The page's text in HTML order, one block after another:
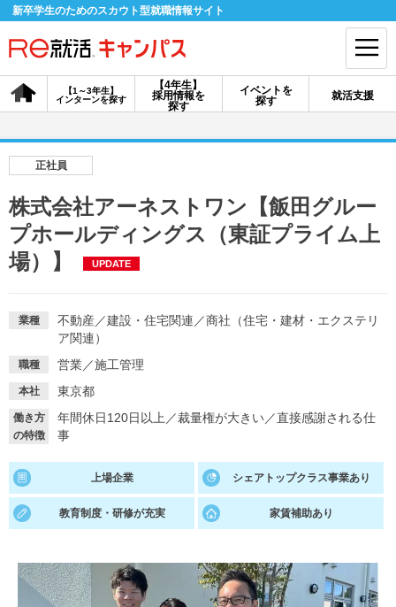
新卒学生のためのスカウト型就職情報サイト
【4年生】
採用情報を
探す
【1～3年生】
インターンを探す
イベントを
探す
就活支援
会員登録 ログイン
【4年生】
採用情報を探す
イベントを探す スカウト お知らせ
就活ノウハウ・サポート
就活支援 就活コラム
適職診断
あなたに合う仕事を診断！
就活チャンネル
動画で対策講座をチェック
就活時事ニュースを更新 不明点があればこちら
正社員
株式会社アーネストワン【飯田グルー
プホールディングス（東証プライム上
場）】
UPDATE
業種 不動産／建設・住宅関連 ／商社（住宅・建材・エクステリ
ア関連）
職種 営業／施工管理
本社 東京都
働き方
の特徴
年間休日120日以上 ／裁量権が大きい／直接感謝される仕
事
上場企業 シェアトップクラス事業あり
教育制度・研修が充実 家賃補助あり